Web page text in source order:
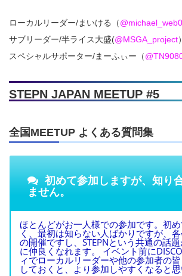
ローカルリーダー/まいける（@michael_web0
サブリーダー/半ライス大盛(@MSGA_project）
スペシャルサポーター/まーふぃー（
STEPN JAPAN MEETUP #5
全国MEETUP よくある質問集
初めて参加しますが、知り
ません。
ほとんどがお一人様での参加です。初
く、最初は知らない人ばかりですが、
の開催ですし、STEPNという共通の話
に仲良くなれます。 イベント前に
ィでローカルリーダーや他の参加者の
しておくと、より参加しやすくなると思